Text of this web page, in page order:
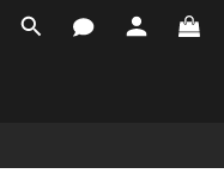
BUY NOW